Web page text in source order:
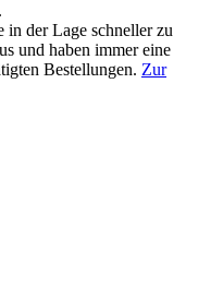
der Lage schneller zu
und haben immer eine
Bestellungen. Zur